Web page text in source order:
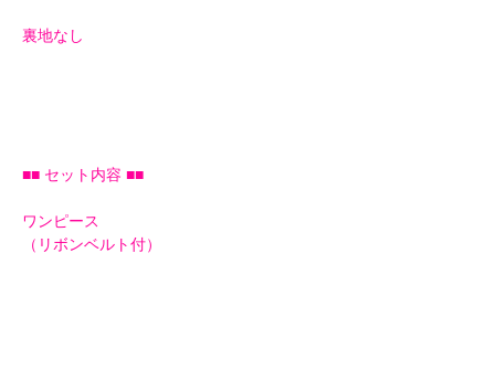
裏地なし
■■ セット内容 ■■
ワンピース
（リボンベルト付）